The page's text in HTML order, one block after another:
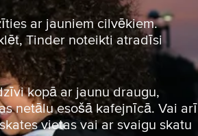
ar jauniem cilvēkiem.
Tinder noteikti atradīsi
kopā ar jaunu draugu,
netālu esošā kafejnīcā. Vai arī
vietas vai ar svaigu skatu